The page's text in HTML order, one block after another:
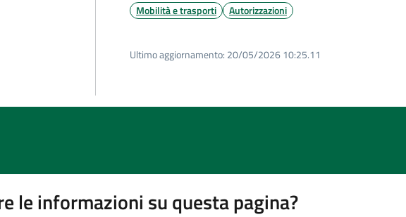
Mobilità e trasporti Autorizzazioni
Ultimo aggiornamento: 20/05/2026 10:25.11
le informazioni su questa pagina?